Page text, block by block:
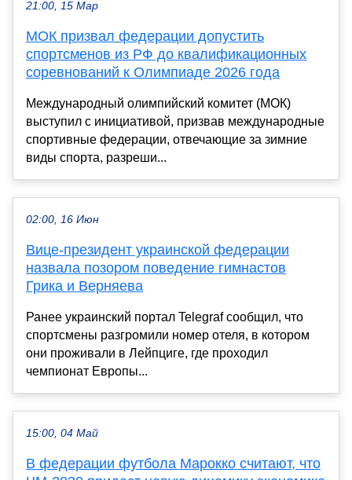
21:00, 15 Мар
МОК призвал федерации допустить
спортсменов из РФ до квалификационных
соревнований к Олимпиаде 2026 года
Международный олимпийский комитет (МОК)
выступил с инициативой, призвав международные
спортивные федерации, отвечающие за зимние
виды спорта, разреши...
02:00, 16 Июн
Вице-президент украинской федерации
назвала позором поведение гимнастов
Грика и Верняева
Ранее украинский портал Telegraf сообщил, что
спортсмены разгромили номер отеля, в котором
они проживали в Лейпциге, где проходил
чемпионат Европы...
15:00, 04 Май
В федерации футбола Марокко считают, что